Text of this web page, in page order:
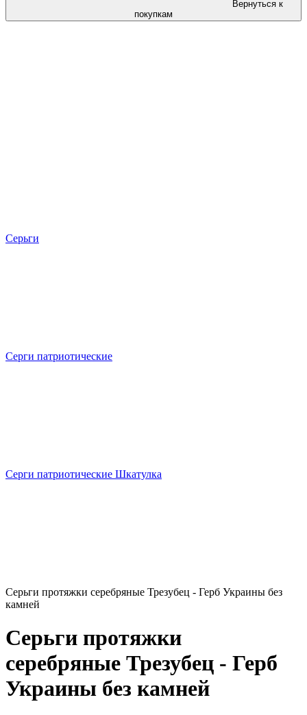
Вернуться к
покупкам
Серьги
Серги патриотические
Серги патриотические Шкатулка
Серьги протяжки серебряные Трезубец - Герб Украины без
камней
Серьги протяжки
серебряные Трезубец - Герб
Украины без камней